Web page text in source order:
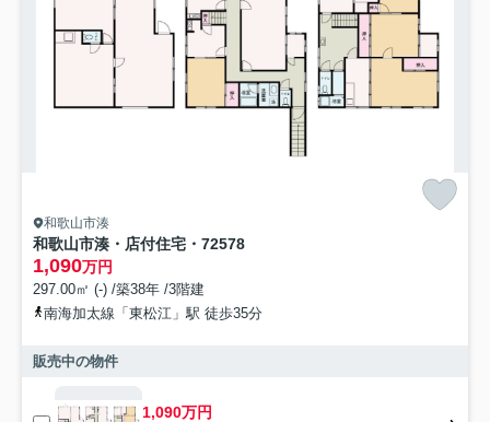
和歌山市湊
和歌山市湊・店付住宅・72578
1,090万円
297.00㎡ (-) /築38年 /3階建
南海加太線「東松江」駅 徒歩35分
販売中の物件
1,090万円